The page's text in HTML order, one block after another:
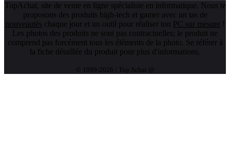
TopAchat, site de vente en ligne spécialiste en informatique. Nous te
proposons des produits high-tech et gamer avec un tas de
nouveautés chaque jour et un outil pour réaliser ton PC sur mesure !
Les photos des produits ne sont pas contractuelles; le produit ne
comprend pas forcément tous les éléments de la photo. Se référer à
la fiche détaillée du produit pour plus d'informations.
© 1999-2026 / Top Achat @